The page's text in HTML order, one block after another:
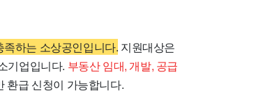
하는 소상공인입니다. 지원대상은
기업입니다. 부동산 임대, 개발, 공급
환급 신청이 가능합니다.